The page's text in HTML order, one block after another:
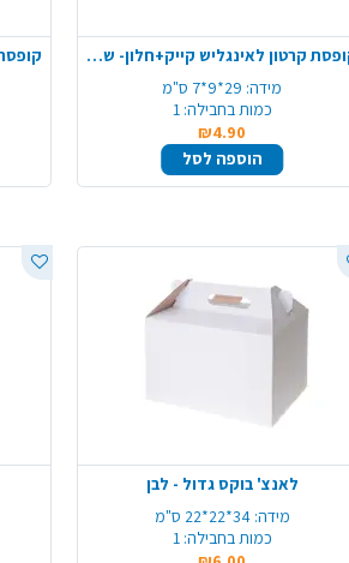
קופסת קרטון לאינגליש קייק+חלון- שחור
מידה: 29*9*7 ס"מ
כמות בחבילה: 1
₪4.90
הוספה לסל
לאנצ' בוקס גדול - לבן
מידה: 34*22*22 ס"מ
כמות בחבילה: 1